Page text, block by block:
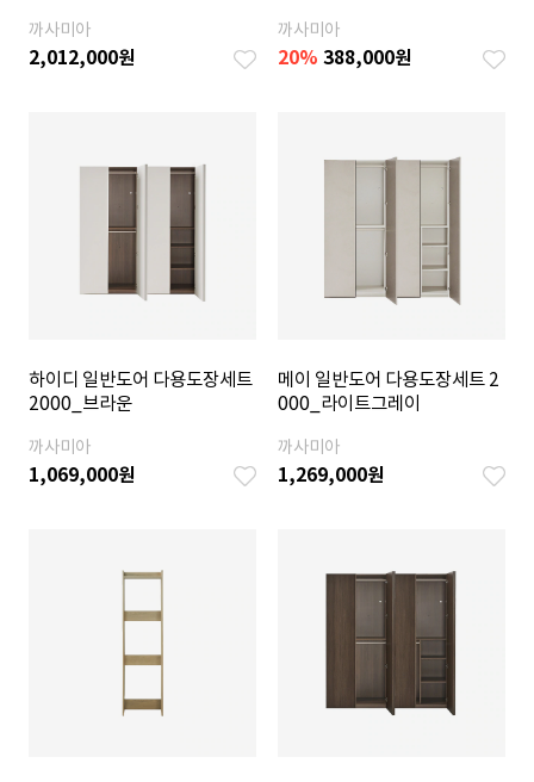
까사미아
2,012,000원
까사미아
20% 388,000원
하이디 일반도어 다용도장세트
2000_브라운
까사미아
1,069,000원
메이 일반도어 다용도장세트 2
000_라이트그레이
까사미아
1,269,000원